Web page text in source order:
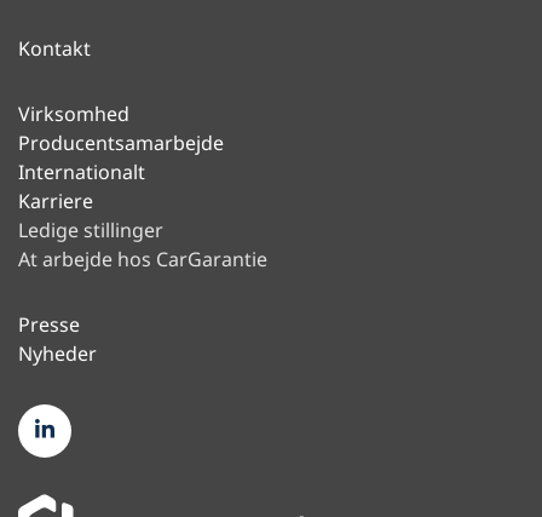
Kontakt
Virksomhed
Producentsamarbejde
Internationalt
Karriere
Ledige stillinger
At arbejde hos CarGarantie
Presse
Nyheder